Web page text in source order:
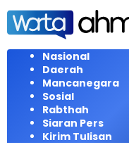
Langsung
konten
Nasional
Daerah
Mancanegara
Sosial
Rabthah
Siaran Pers
Kirim Tulisan